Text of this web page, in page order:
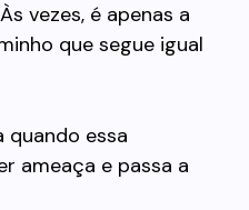
vezes, é apenas a
que segue igual
quando essa
ameaça e passa a